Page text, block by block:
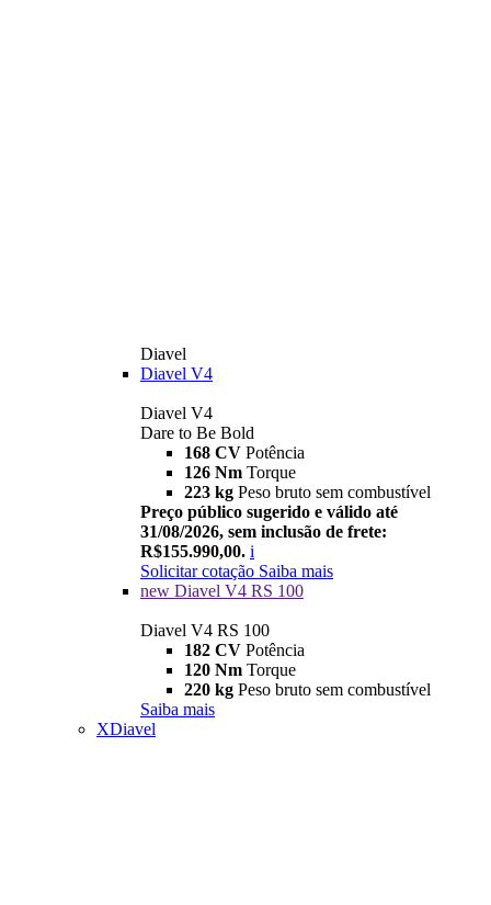
Diavel
Diavel V4
Diavel V4
Dare to Be Bold
168 CV Potência
126 Nm Torque
223 kg Peso bruto sem combustível
Preço público sugerido e válido até
31/08/2026, sem inclusão de frete:
R$155.990,00. i
Solicitar cotação Saiba mais
new Diavel V4 RS 100
Diavel V4 RS 100
182 CV Potência
120 Nm Torque
220 kg Peso bruto sem combustível
Saiba mais
XDiavel